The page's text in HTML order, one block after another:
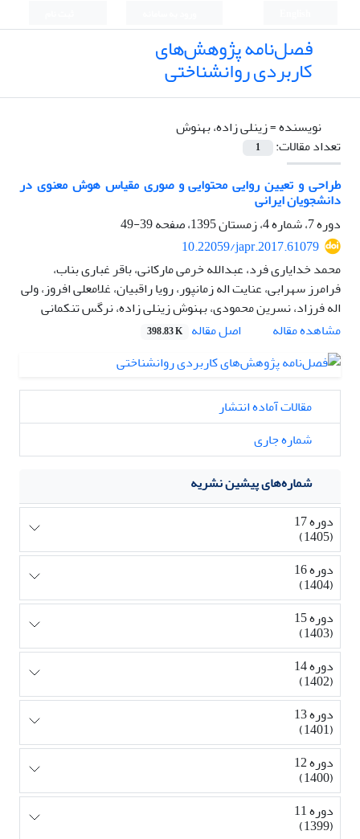
فصل‌نامه پژوهش‌های
کاربردی روانشناختی
نویسنده =زینلی زاده، بهنوش
تعداد مقالات:
1
طراحی و تعیین روایی محتوایی و صوری مقیاس هوش معنوی در
دانشجویان ایرانی
دوره 7، شماره 4، زمستان 1395، صفحه
39-49
10.22059/japr.2017.61079
محمد خدایاری فرد، عبدالله خرمی مارکانی، باقر غباری بناب،
فرامرز سهرابی، عنایت اله زمانپور، رویا راقبیان، غلامعلی افروز، ولی
اله فرزاد، نسرین محمودی، بهنوش زینلی زاده، نرگس تنکمانی
مشاهده مقاله
اصل مقاله 398.83 K
مقالات آماده انتشار
شماره جاری
شماره‌های پیشین نشریه
دوره 17
(1405)
دوره 16
(1404)
دوره 15
(1403)
دوره 14
(1402)
دوره 13
(1401)
دوره 12
(1400)
دوره 11
(1399)